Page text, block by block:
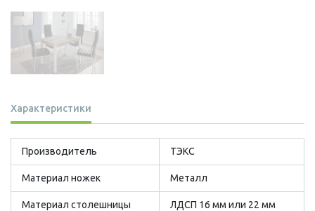
Характеристики
Производитель ТЭКС
Материал ножек Металл
Материал столешницы ЛДСП 16 мм или 22 мм